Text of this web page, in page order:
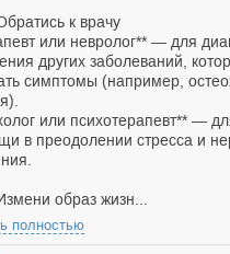
к врачу
или невролог** — для
других заболеваний,
симптомы (например,
или психотерапевт** —
в преодолении стресса и
образ жизн...
полностью